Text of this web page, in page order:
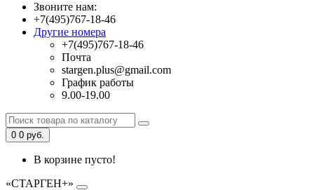
Звоните нам:
+7(495)767-18-46
Другие номера
+7(495)767-18-46
Почта
stargen.plus@gmail.com
График работы
9.00-19.00
0 0 руб.
В корзине пусто!
«СТАРГЕН+»